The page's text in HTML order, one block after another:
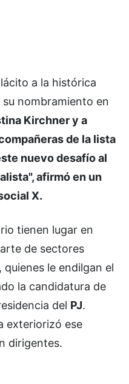
a la histórica
nombramiento en
Kirchner y a
de la lista
nuevo desafío al
afirmó en un
X.
tienen lugar en
de sectores
, quienes le endilgan el
la candidatura de
del PJ.
exteriorizó ese
dirigentes.